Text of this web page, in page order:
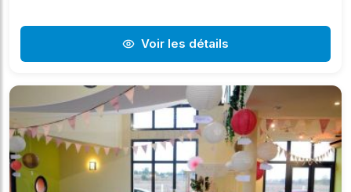
Voir les détails